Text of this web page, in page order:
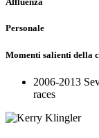
Personale
Momenti salienti della
2006-2013
races